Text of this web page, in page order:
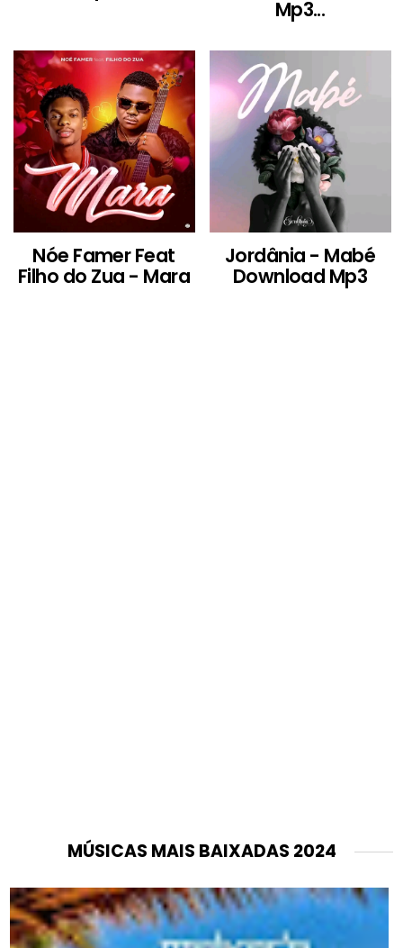
Mp3...
Nóe Famer Feat
Filho do Zua - Mara
Jordânia - Mabé
Download Mp3
MÚSICAS MAIS BAIXADAS 2024